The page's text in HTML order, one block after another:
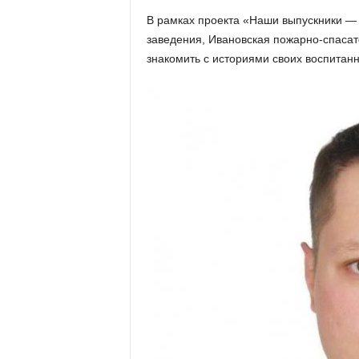
В рамках проекта «Наши выпускники —
заведения, Ивановская пожарно-
знакомить с историями своих